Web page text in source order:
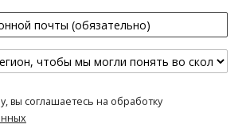
вы соглашаетесь на обработку